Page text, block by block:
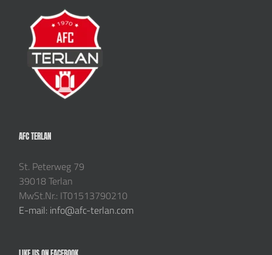
AFC TERLAN
St. Peterweg 79
39018 Terlan
MwSt.Nr.: IT01513790210
E-mail: info@afc-terlan.com